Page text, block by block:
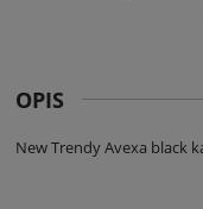
OPIS
New Trendy Avexa black